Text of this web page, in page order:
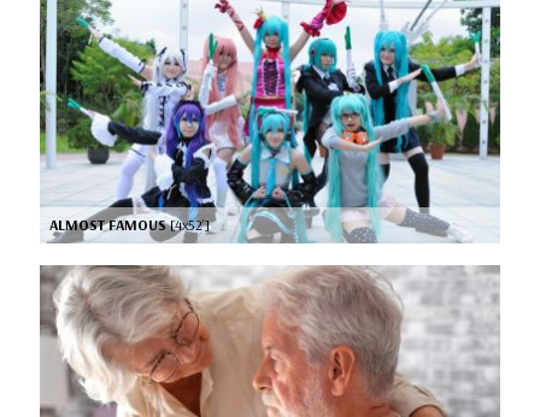
ALMOST FAMOUS[4x52’]